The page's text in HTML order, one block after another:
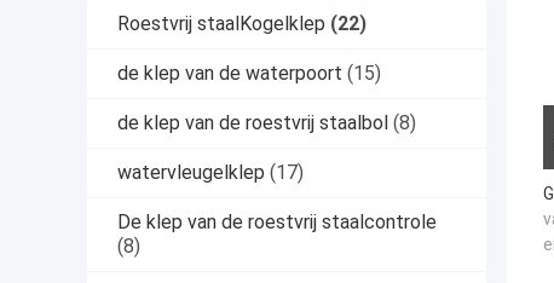
Roestvrij staalKogelklep (22)
de klep van de waterpoort (15)
de klep van de roestvrij staalbol (8)
watervleugelklep (17)
De klep van de roestvrij staalcontrole
(8)